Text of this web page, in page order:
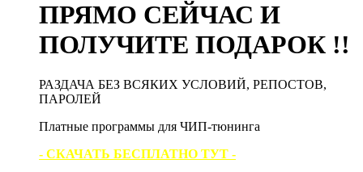
ПРЯМО СЕЙЧАС И
ПОЛУЧИТЕ ПОДАРОК !!
РАЗДАЧА БЕЗ ВСЯКИХ УСЛОВИЙ, РЕПОСТОВ,
ПАРОЛЕЙ
Платные программы для ЧИП-тюнинга
- СКАЧАТЬ БЕСПЛАТНО ТУТ -